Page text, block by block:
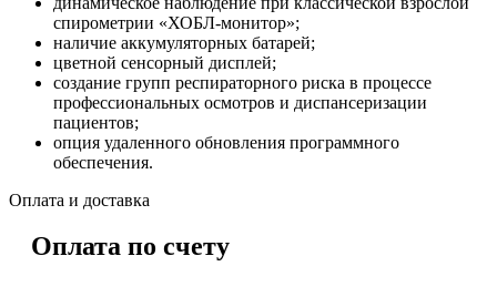
спирометрии «ХОБЛ-монитор»;
наличие аккумуляторных батарей;
цветной сенсорный дисплей;
создание групп респираторного риска в процессе
профессиональных осмотров и диспансеризации
пациентов;
опция удаленного обновления программного
обеспечения.
Оплата и доставка
Оплата по счету